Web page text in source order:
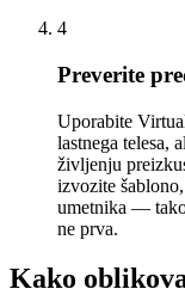
4
Preverite
Uporabite
lastnega telesa,
življenju
izvozite
umetnika —
ne prva.
Kako